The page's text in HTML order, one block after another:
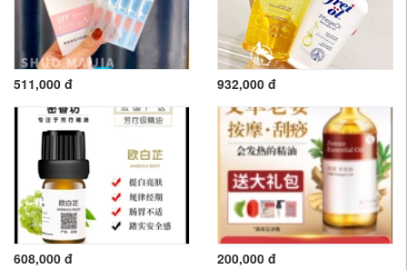
511,000 đ 932,000 đ
608,000 đ 200,000 đ